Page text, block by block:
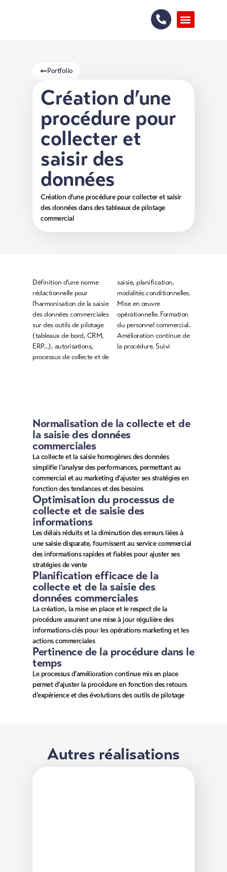
Portfolio
Création d’une
procédure pour
collecter et
saisir des
données
Création d’une procédure pour collecter et saisir
des données dans des tableaux de pilotage
commercial
Définition d’une norme
rédactionnelle pour
l’harmonisation de la saisie
des données commerciales
sur des outils de pilotage
(tableaux de bord, CRM,
ERP…), autorisations,
processus de collecte et de
saisie, planification,
modalités conditionnelles.
Mise en œuvre
opérationnelle. Formation
du personnel commercial.
Amélioration continue de
la procédure. Suivi
Normalisation de la collecte et de
la saisie des données
commerciales
La collecte et la saisie homogènes des données
simplifie l’analyse des performances, permettant au
commercial et au marketing d’ajuster ses stratégies en
fonction des tendances et des besoins
Optimisation du processus de
collecte et de saisie des
informations
Les délais réduits et la diminution des erreurs liées à
une saisie disparate, fournissent au service commercial
des informations rapides et fiables pour ajuster ses
stratégies de vente
Planification efficace de la
collecte et de la saisie des
données commerciales
La création, la mise en place et le respect de la
procédure assurent une mise à jour régulière des
informations-clés pour les opérations marketing et les
actions commerciales
Pertinence de la procédure dans le
temps
Le processus d’amélioration continue mis en place
permet d’ajuster la procédure en fonction des retours
d’expérience et des évolutions des outils de pilotage
Autres réalisations